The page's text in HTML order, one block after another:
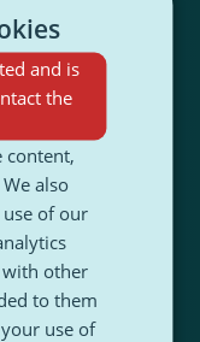
and is
the
content,
also
of our
other
to them
use of